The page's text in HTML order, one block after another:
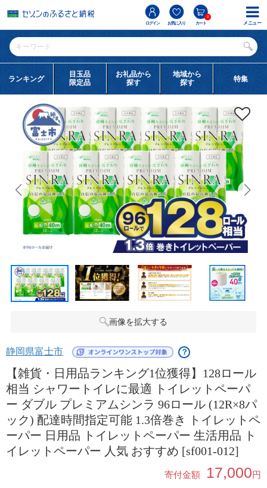
ログイン お気に入り カート
0
ランキング
目玉品
限定品
お礼品から
探す
地域から
探す
特集
画像を拡大する
静岡県富士市 ？
【雑貨・日用品ランキング1位獲得】128ロール
相当 シャワートイレに最適 トイレットペーパ
ー ダブル プレミアムシンラ 96ロール (12R×8パ
ック) 配達時間指定可能 1.3倍巻き トイレットペ
ーパー 日用品 トイレットペーパー 生活用品 ト
イレットペーパー 人気 おすすめ [sf001-012]
寄付金額 17,000円
メニュー